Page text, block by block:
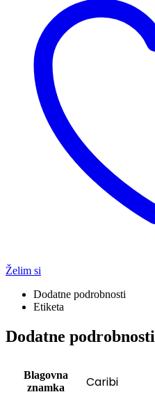
Želim si
Dodatne podrobnosti
Etiketa
Dodatne podrobnosti
Blagovna
znamka
Caribi